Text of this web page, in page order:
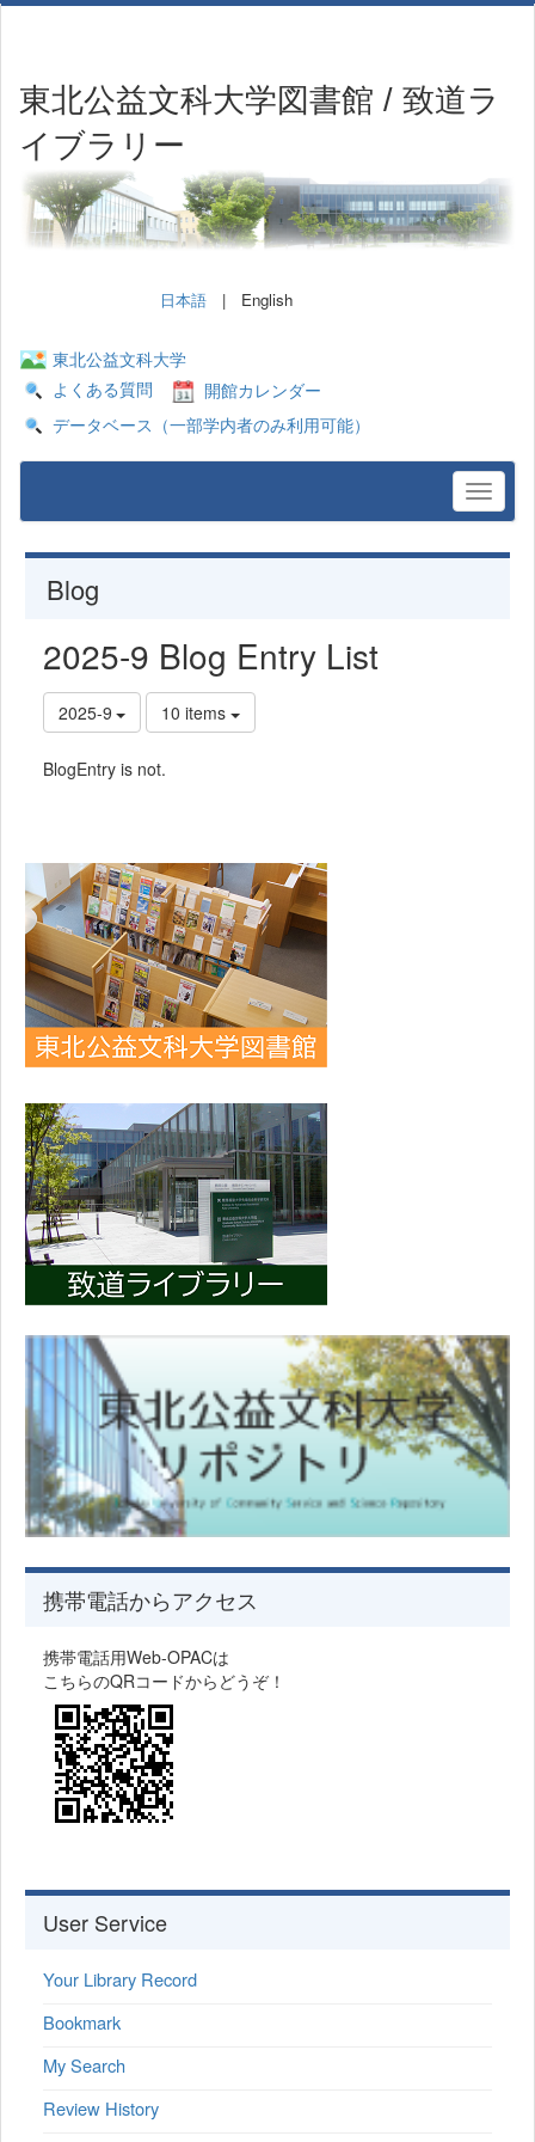
東北公益文科大学図書館 / 致道ラ
イブラリー
日本語 | English
東北公益文科大学
よくある質問
開館カレンダー
データベース（一部学内者のみ利用可能）
Blog
2025-9 Blog Entry List
2025-9 10 items
BlogEntry is not.
携帯電話からアクセス
携帯電話用Web-OPACは
こちらのQRコードからどうぞ！
User Service
Your Library Record
Bookmark
My Search
Review History